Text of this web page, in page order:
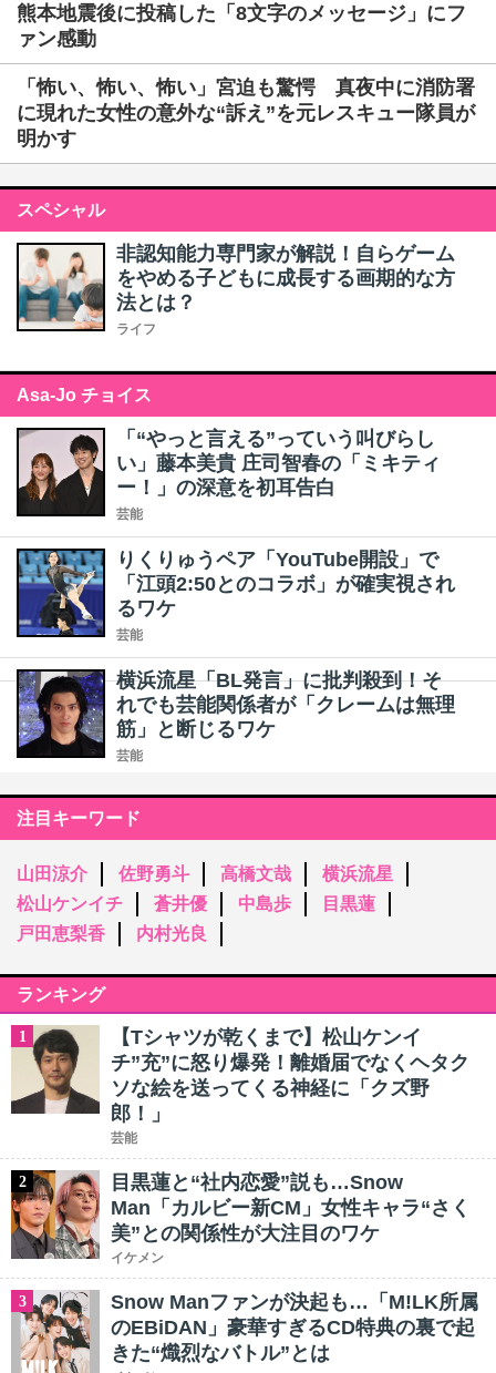
熊本地震後に投稿した「8文字のメッセージ」にフ
ァン感動
「怖い、怖い、怖い」宮迫も驚愕 真夜中に消防署
に現れた女性の意外な“訴え”を元レスキュー隊員が
明かす
スペシャル
非認知能力専門家が解説！自らゲーム
をやめる子どもに成長する画期的な方
法とは？
ライフ
Asa-Jo チョイス
「“やっと言える”っていう叫びらし
い」藤本美貴 庄司智春の「ミキティ
ー！」の深意を初耳告白
芸能
りくりゅうペア「YouTube開設」で
「江頭2:50とのコラボ」が確実視され
るワケ
芸能
横浜流星「BL発言」に批判殺到！そ
れでも芸能関係者が「クレームは無理
筋」と断じるワケ
芸能
注目キーワード
山田涼介 佐野勇斗 高橋文哉
横浜流星
松山ケンイチ
蒼井優 中島歩
目黒蓮
戸田恵梨香
内村光良
ランキング
1
【Tシャツが乾くまで】松山ケンイ
チ”充”に怒り爆発！離婚届でなくヘタク
ソな絵を送ってくる神経に「クズ野
郎！」
芸能
2
目黒蓮と“社内恋愛”説も…Snow
Man「カルビー新CM」女性キャラ“さく
美”との関係性が大注目のワケ
イケメン
3
Snow Manファンが決起も…「M!LK所属
のEBiDAN」豪華すぎるCD特典の裏で起
きた“熾烈なバトル”とは